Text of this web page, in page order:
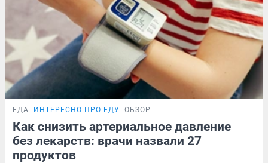
ЕДА ИНТЕРЕСНО ПРО ЕДУ ОБЗОР
Как снизить артериальное давление
без лекарств: врачи назвали 27
продуктов